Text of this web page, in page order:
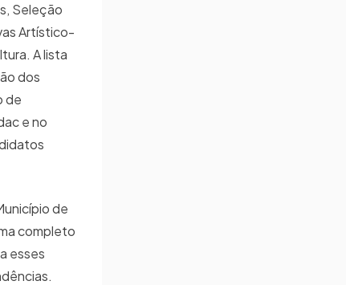
Seleção
Artístico-
A lista
dos
de
e no
de
completo
esses